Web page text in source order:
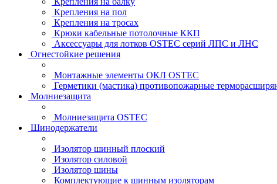
Крепления на пол
Крепления на тросах
Крюки кабельные потолочные ККП
Аксессуары для лотков OSTEC серий ЛПС и ЛНС
Огнестойкие решения
Монтажные элементы ОКЛ OSTEC
Герметики (мастика) противопожарные
Молниезащита
Молниезащита OSTEC
Шинодержатели
Изолятор шинный плоский
Изолятор силовой
Изолятор шины
Комплектующие к шинным изоляторам